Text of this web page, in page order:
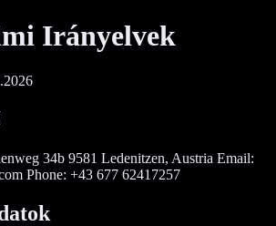
Irányelvek
34b 9581 Ledenitzen, Austria Email:
Phone: +43 677 62417257